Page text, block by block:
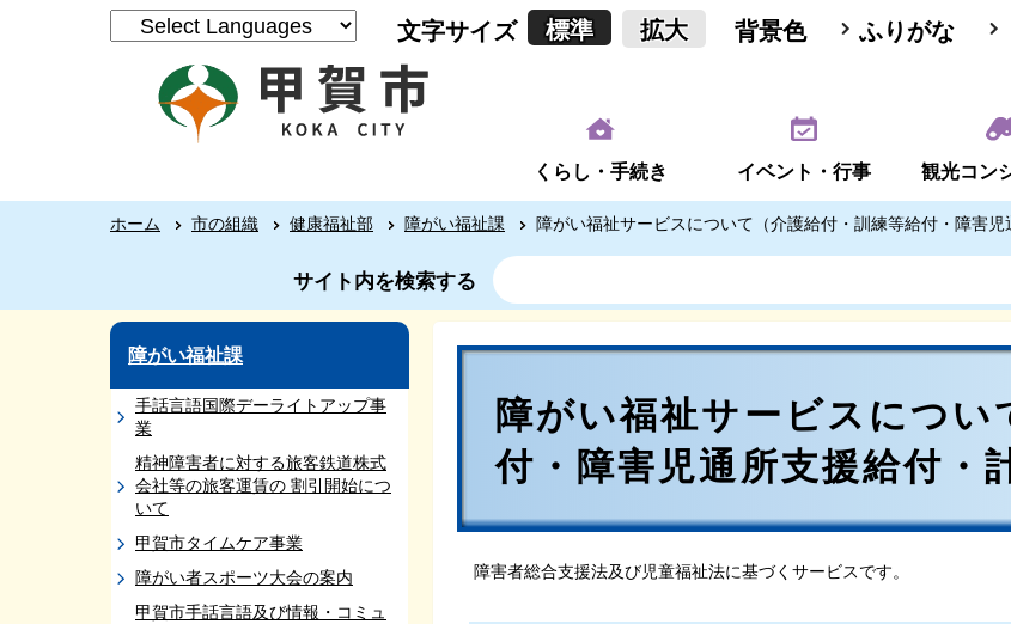
文字サイズ 標準 拡大 背景色 ふりがな
くらし・手続き イベント・行事 観光コン
ホーム 市の組織 健康福祉部 障がい福祉課 障がい福祉サービスについて（介護給付・訓練等給付・障害児
サイト内を検索する
障がい福祉課
手話言語国際デーライトアップ事
業
精神障害者に対する旅客鉄道株式
会社等の旅客運賃の 割引開始につ
いて
甲賀市タイムケア事業
障がい者スポーツ大会の案内
甲賀市手話言語及び情報・コミュ
障がい福祉サービスについ
付・障害児通所支援給付・
障害者総合支援法及び児童福祉法に基づくサービスです。